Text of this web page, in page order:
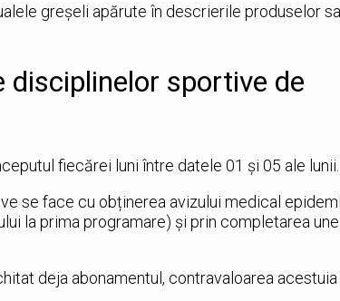
greșeli apărute în descrierile produselor
disciplinelor sportive de
fiecărei luni între datele 01 și 05 ale lunii.
se face cu obținerea avizului medical
la prima programare) și prin completarea
deja abonamentul, contravaloarea